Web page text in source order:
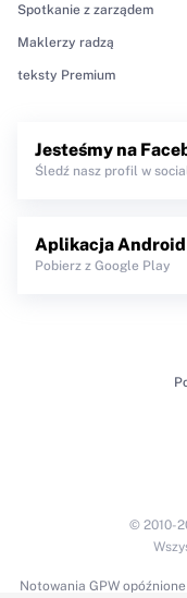
Spotkanie z zarządem
Maklerzy radzą
teksty Premium
Jesteśmy na
Śledź nasz profil w
Aplikacja Android
Pobierz z Google Play
Notowania GPWopóźnione
© 2010-